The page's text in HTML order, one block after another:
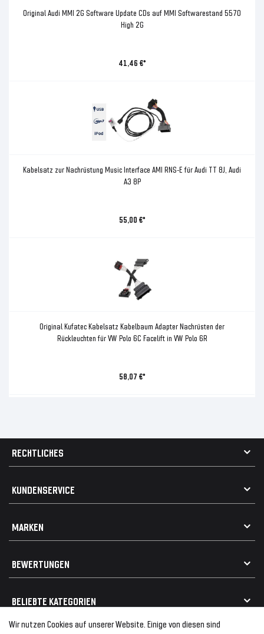
Original Audi MMI 2G Software Update CDs auf MMI Softwarestand 5570
High 2G
41,46 €*
Kabelsatz zur Nachrüstung Music Interface AMI RNS-E für Audi TT 8J, Audi
A3 8P
55,00 €*
Original Kufatec Kabelsatz Kabelbaum Adapter Nachrüsten der
Rückleuchten für VW Polo 6C Facelift in VW Polo 6R
58,07 €*
Wir nutzen Cookies auf unserer Website. Einige von diesen sind
RECHTLICHES
Widerrufsrecht
Vertrag widerrufen
Elektro- / Altteilentsorgung
KUNDENSERVICE
MARKEN
Geeignet für Mercedes
Geeignet für Audi
BEWERTUNGEN
BELIEBTE KATEGORIEN
Frontspoiler